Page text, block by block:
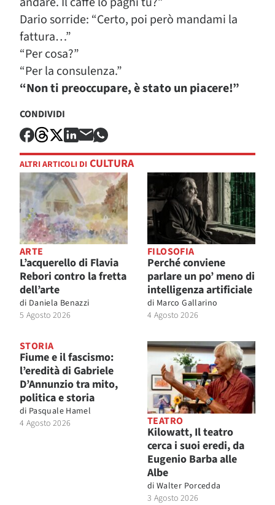
Dario sorride: “Certo, poi però mandami la
fattura…”
“Per cosa?”
“Per la consulenza.”
“Non ti preoccupare, è stato un piacere!”
CONDIVIDI
ALTRI ARTICOLI DI CULTURA
ARTE
L’acquerello di Flavia
Rebori contro la fretta
dell’arte
di Daniela Benazzi
5 Agosto 2026
FILOSOFIA
Perché conviene
parlare un po’ meno di
intelligenza artificiale
di Marco Gallarino
4 Agosto 2026
STORIA
Fiume e il fascismo:
l’eredità di Gabriele
D’Annunzio tra mito,
politica e storia
di Pasquale Hamel
4 Agosto 2026
TEATRO
Kilowatt, Il teatro
cerca i suoi eredi, da
Eugenio Barba alle
Albe
di Walter Porcedda
3 Agosto 2026